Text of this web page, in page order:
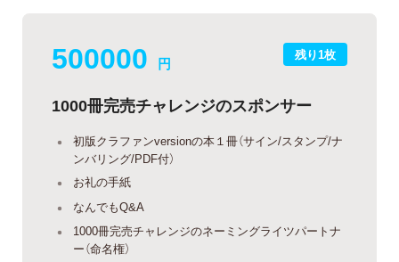
残り1枚
500000 円
1000冊完売チャレンジのスポンサー
初版クラファンversionの本１冊（サイン/スタンプ/ナ
ンバリング/PDF付）
お礼の手紙
なんでもQ&A
1000冊完売チャレンジのネーミングライツパートナ
ー（命名権）